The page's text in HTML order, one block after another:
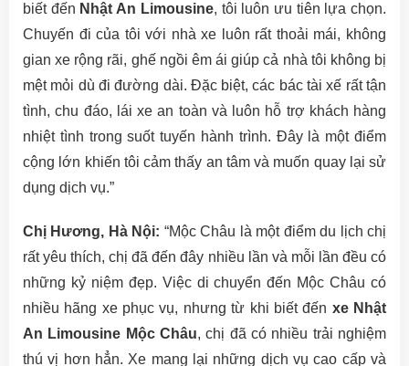
biết đến Nhật An Limousine, tôi luôn ưu tiên lựa chọn.
Chuyến đi của tôi với nhà xe luôn rất thoải mái, không
gian xe rộng rãi, ghế ngồi êm ái giúp cả nhà tôi không bị
mệt mỏi dù đi đường dài. Đặc biệt, các bác tài xế rất tận
tình, chu đáo, lái xe an toàn và luôn hỗ trợ khách hàng
nhiệt tình trong suốt tuyến hành trình. Đây là một điểm
cộng lớn khiến tôi cảm thấy an tâm và muốn quay lại sử
dụng dịch vụ.”
Chị Hương, Hà Nội: “Mộc Châu là một điểm du lịch chị
rất yêu thích, chị đã đến đây nhiều lần và mỗi lần đều có
những kỷ niệm đẹp. Việc di chuyển đến Mộc Châu có
nhiều hãng xe phục vụ, nhưng từ khi biết đến xe Nhật
An Limousine Mộc Châu, chị đã có nhiều trải nghiệm
thú vị hơn hẳn. Xe mang lại những dịch vụ cao cấp và